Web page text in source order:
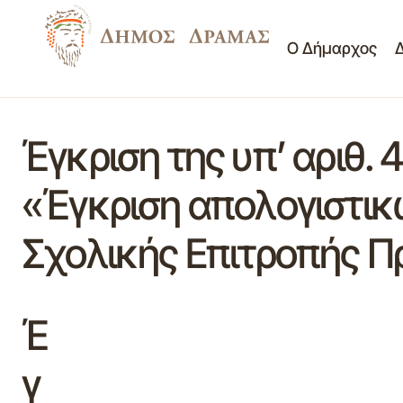
Ο Δήμαρχος
Έγκριση της υπ’
«Έγκριση
Σχολικής Επιτροπής
Έ
γ